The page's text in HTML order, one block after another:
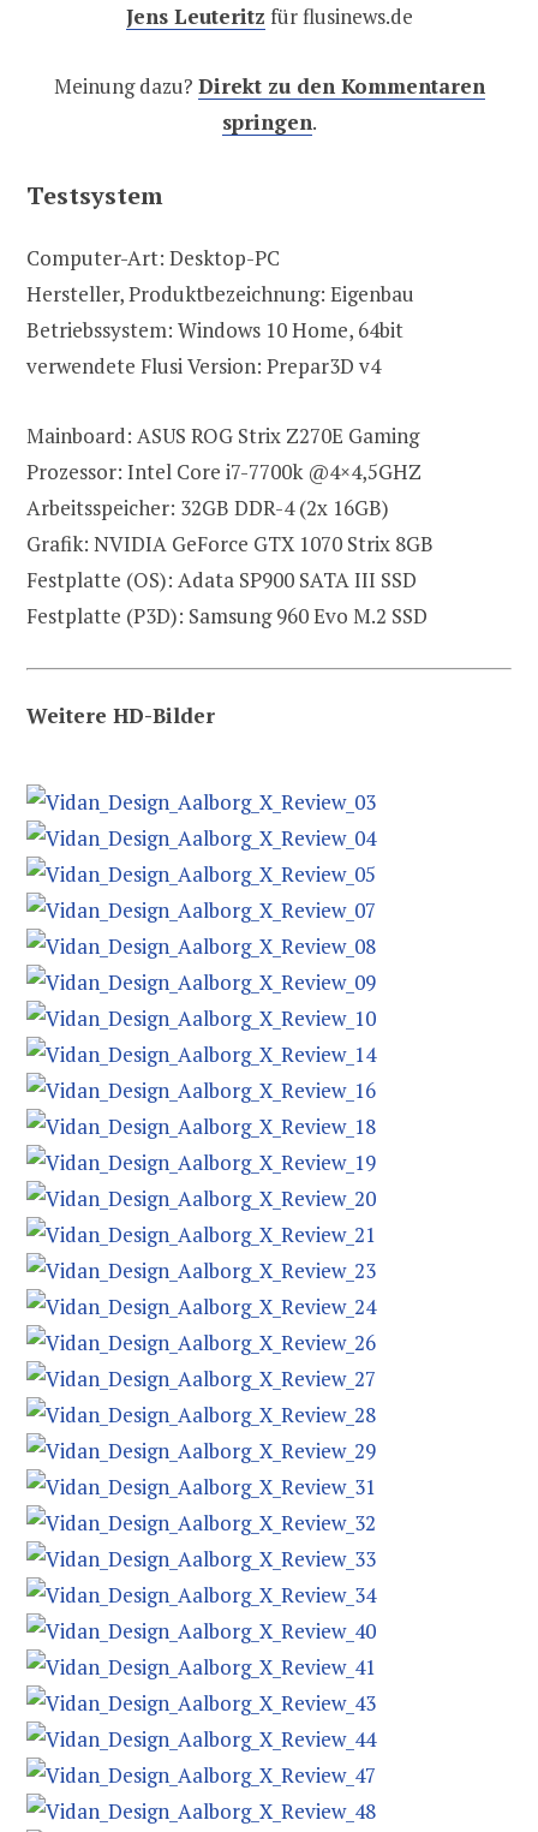
Jens Leuteritz für flusinews.de
Meinung dazu? Direkt zu den Kommentaren
springen.
Testsystem
Computer-Art: Desktop-PC
Hersteller, Produktbezeichnung: Eigenbau
Betriebssystem: Windows 10 Home, 64bit
verwendete Flusi Version: Prepar3D v4
Mainboard: ASUS ROG Strix Z270E Gaming
Prozessor: Intel Core i7-7700k @4×4,5GHZ
Arbeitsspeicher: 32GB DDR-4 (2x 16GB)
Grafik: NVIDIA GeForce GTX 1070 Strix 8GB
Festplatte (OS): Adata SP900 SATA III SSD
Festplatte (P3D): Samsung 960 Evo M.2 SSD
Weitere HD-Bilder